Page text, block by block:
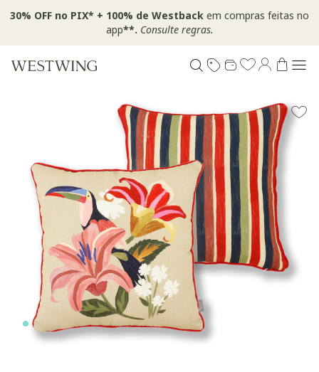
30% OFF no PIX* + 100% de Westback em compras feitas no
app**. Consulte regras.